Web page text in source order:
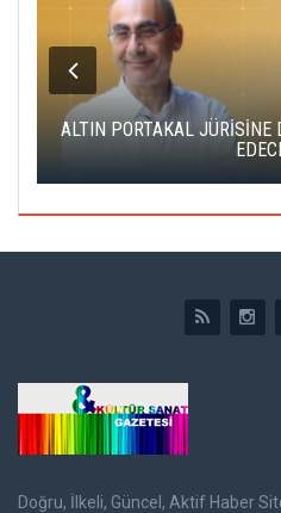
ALTIN PORTAKAL
Doğru, İlkeli, Güncel, Aktif Haber